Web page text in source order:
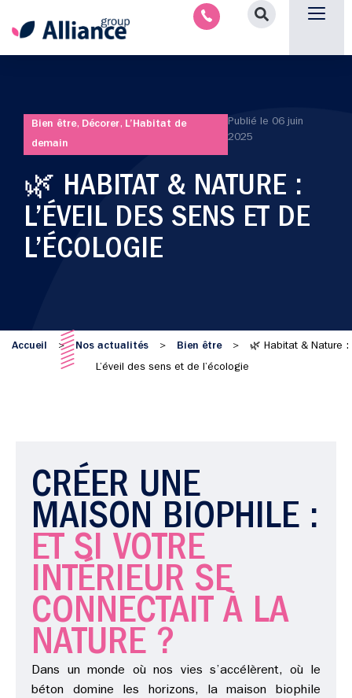
Bien être, Décorer, L’Habitat de
demain
Publié le 06 juin
2025
🌿 HABITAT & NATURE :
L’ÉVEIL DES SENS ET DE
L’ÉCOLOGIE
Accueil > Nos actualités > Bien être > 🌿 Habitat & Nature :
L’éveil des sens et de l’écologie
CRÉER UNE
MAISON BIOPHILE :
ET SI VOTRE
INTÉRIEUR SE
CONNECTAIT À LA
NATURE ?
Dans un monde où nos vies s’accélèrent, où le
béton domine les horizons, la maison biophile